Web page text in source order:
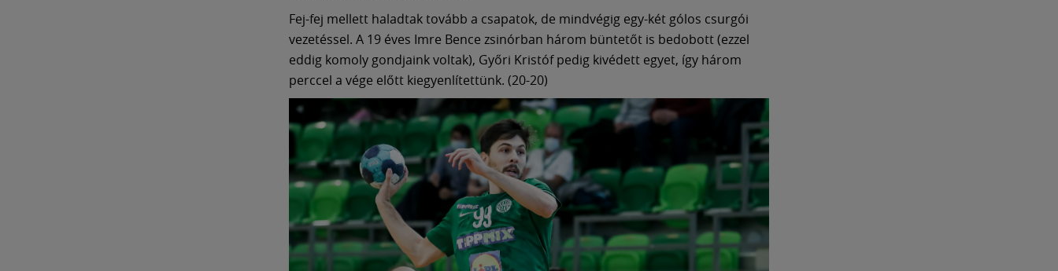
Fej-fej mellett haladtak tovább a csapatok, de mindvégig egy-két gólos csurgói
vezetéssel. A 19 éves Imre Bence zsinórban három büntetőt is bedobott (ezzel
eddig komoly gondjaink voltak), Győri Kristóf pedig kivédett egyet, így három
perccel a vége előtt kiegyenlítettünk. (20-20)